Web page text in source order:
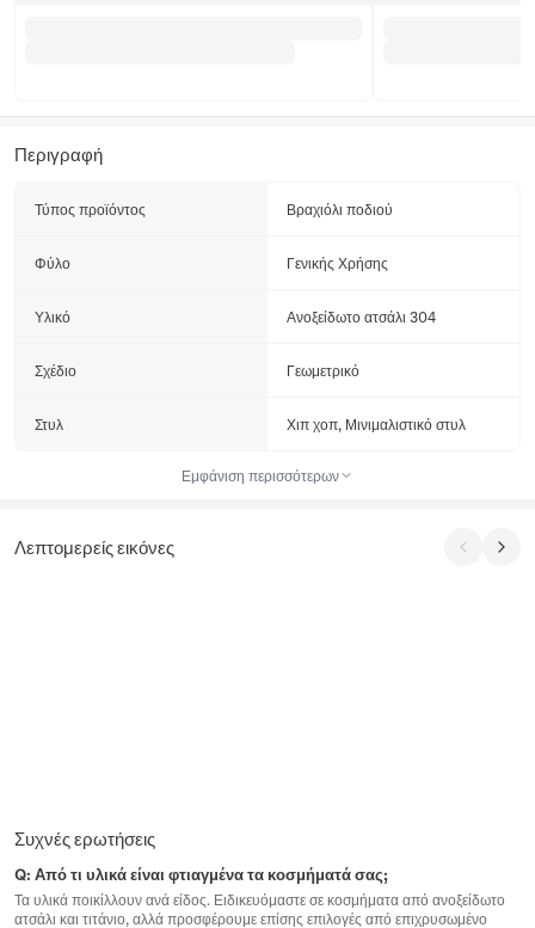
Περιγραφή
Τύπος προϊόντος Βραχιόλι ποδιού
Φύλο Γενικής Χρήσης
Υλικό Ανοξείδωτο ατσάλι 304
Σχέδιο Γεωμετρικό
Στυλ Χιπ χοπ, Μινιμαλιστικό στυλ
Εμφάνιση περισσότερων
Λεπτομερείς εικόνες
Συχνές ερωτήσεις
Q: Από τι υλικά είναι φτιαγμένα τα κοσμήματά σας;
Τα υλικά ποικίλλουν ανά είδος. Ειδικευόμαστε σε κοσμήματα από ανοξείδωτο
ατσάλι και τιτάνιο, αλλά προσφέρουμε επίσης επιλογές από επιχρυσωμένο